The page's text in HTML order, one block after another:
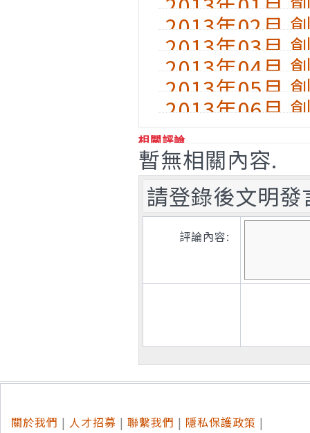
2013年02月
2013年03月
2013年04月
2013年05月
2013年06月
相關評論
暫無相關內容.
請登錄後文明
評論內容:
關於我們 | 人才招募 | 聯繫我們 | 隱私保護政策 |